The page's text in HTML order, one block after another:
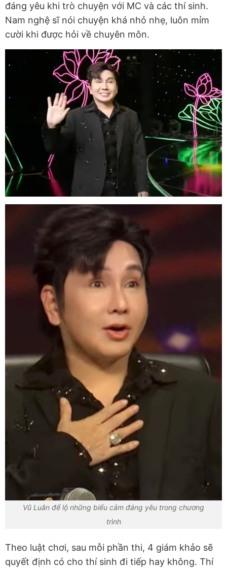
đáng yêu khi trò chuyện với MC và các thí sinh.
Nam nghệ sĩ nói chuyện khá nhỏ nhẹ, luôn mỉm
cười khi được hỏi về chuyên môn.
Vũ Luân để lộ những biểu cảm đáng yêu trong chương
trình
Theo luật chơi, sau mỗi phần thi, 4 giám khảo sẽ
quyết định có cho thí sinh đi tiếp hay không. Thí